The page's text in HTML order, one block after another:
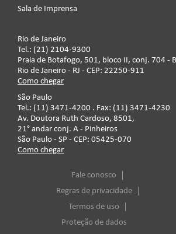
Sala de Imprensa
Rio de Janeiro
Tel.: (21) 2104-9300
Praia de Botafogo, 501, bloco II, conj. 704 -
Rio de Janeiro - RJ - CEP: 22250-911
Como chegar
São Paulo
Tel.: (11) 3471-4200 . Fax: (11) 3471-4230
Av. Doutora Ruth Cardoso, 8501,
21° andar conj. A - Pinheiros
São Paulo - SP - CEP: 05425-070
Como chegar
Fale conosco
Regras de privacidade
Termos de uso
Proteção de dados